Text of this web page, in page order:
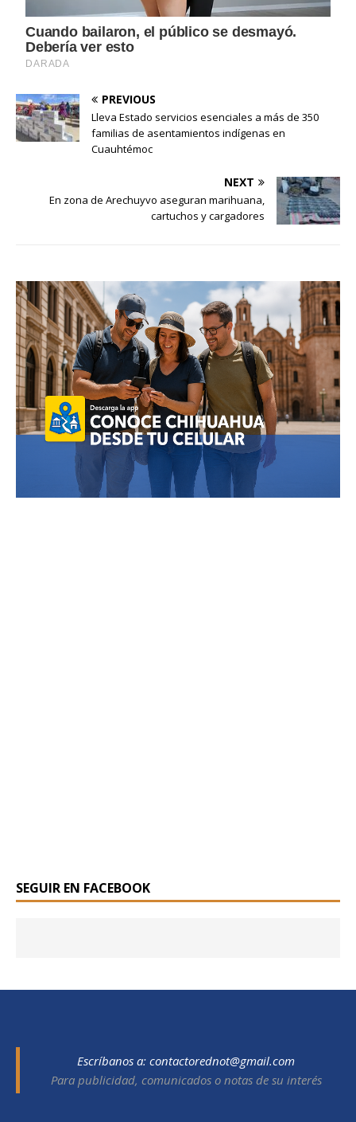
PREVIOUS
Lleva Estado servicios esenciales a más de 350
familias de asentamientos indígenas en
Cuauhtémoc
NEXT
En zona de Arechuyvo aseguran marihuana,
cartuchos y cargadores
SEGUIR EN FACEBOOK
Escríbanos a: contactorednot@gmail.com
Para publicidad, comunicados o notas de su interés